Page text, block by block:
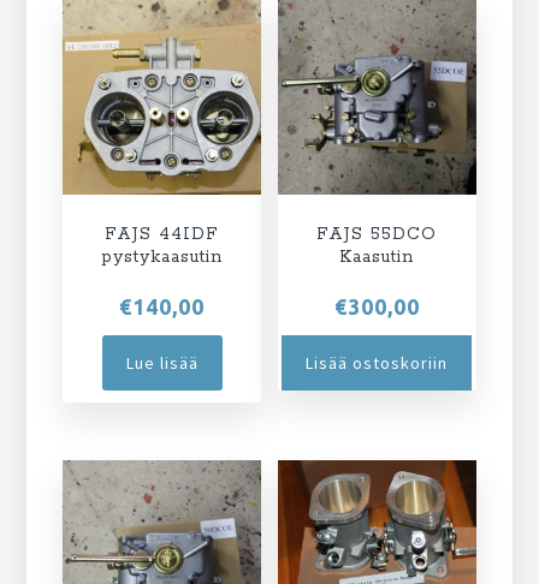
FAJS 44IDF
pystykaasutin
€140,00
Lue lisää
FAJS 55DCO
Kaasutin
€300,00
Lisää ostoskoriin